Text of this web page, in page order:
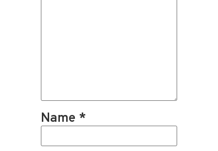
Name *